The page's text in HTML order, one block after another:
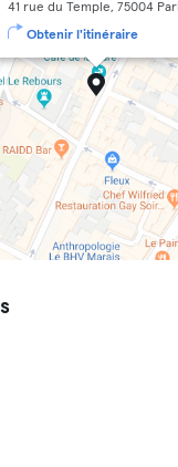
41 rue du Temple, 75004
Obtenir l'itinéraire